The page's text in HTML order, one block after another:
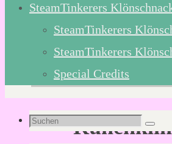
SteamTinkerers
SteamTinkerers
SteamTinkerers
Special Credits
Suchen
nach:
Suchen